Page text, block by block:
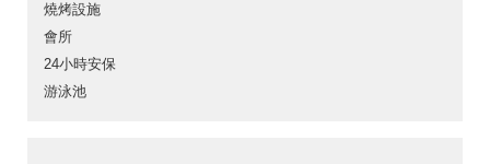
燒烤設施
會所
24小時安保
游泳池